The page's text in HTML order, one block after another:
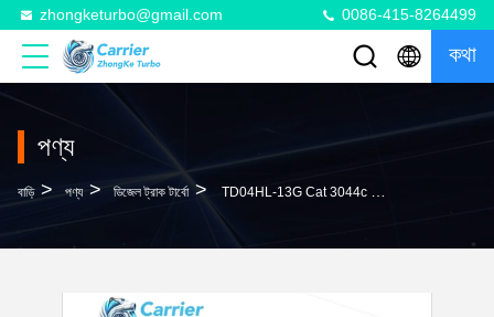
zhongketurbo@gmail.com 0086-415-8264499
কথা
পণ্য
বাড়ি > পণ্য > ডিজেল ট্রাক টার্বো > TD04HL-13G Cat 3044c Turbo 49189-02710 49189-02711 ME080442 2354964 2344894 10R7602 For 4D13T Engine